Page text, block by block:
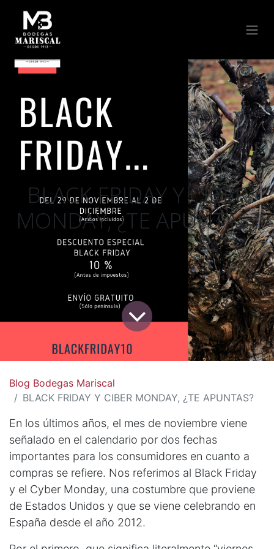
BLACK FRIDAY Y CIBER
MONDAY, ¿TE APUNTAS?
Blog Bodegas Mariscal
BLACK FRIDAY Y CIBER MONDAY, ¿TE APUNTAS?
En los últimos años, el mes de noviembre viene
señalado en el calendario por dos fechas
importantes para los consumidores en cuanto a
compras se refiere. Nos referimos al Black Friday
y el Cyber Monday, una costumbre que proviene
de Estados Unidos y que se viene celebrando en
España desde el año 2012.